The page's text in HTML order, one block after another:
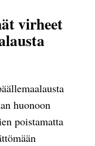
virheet
huonoon
poistamatta